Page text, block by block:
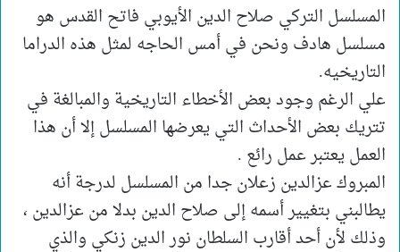
المسلسل التركي صلاح الدين الأيوبي فاتح القدس هو
مسلسل هادف ونحن في أمس الحاجه لمثل هذه الدراما
التاريخيه.
علي الرغم وجود بعض الأخطاء التاريخية والمبالغة في
تتريك بعض الأحداث التي يعرضها المسلسل إلا أن هذا
العمل يعتبر عمل رائع .
المبروك عزالدين زعلان جدا من المسلسل لدرجة أنه
يطالبني بتغيير أسمه إلى صلاح الدين بدلا من عزالدين ،
وذلك لأن أحد أقارب السلطان نور الدين زنكي والذي